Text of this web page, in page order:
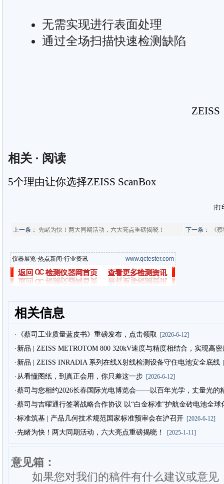
无需实现进行表面处理
通过全场扫描快速检测缺陷
相关· 阅读
5个理由让你选择ZEISS ScanBox
[打
上一条： 先睹为快！两大同期活动，六大亮点重磅揭晓！ 下一条： 《
仪器展览·热点新闻·行业资讯 www.qctester.com
相关信息
·《蔡司工业质量蓝皮书》重磅发布，点击领取 [2026-6-12]
·新品 | ZEISS METROTOM 800 320kV速度与精度相结合，实现高
·新品 | ZEISS INRADIA 系列在线X射线检测设备守住电池安全底线
·从看懂图纸，到真正会用，你只差这一步[2026-6-12]
·蔡司与您相约2026长春国际光电博览会——以百年光学，丈量光的
·蔡司与吉曜通行签署战略合作协议 以“白金标准”护航金砖电池全球
·标准筑基 | 产品几何技术规范国家标准预审会在沪召开[2026-6-12]
·先睹为快！两大同期活动，六大亮点重磅揭晓！ [2025-1-11]
意见箱：
如果您对我们的稿件有什么建议或意见